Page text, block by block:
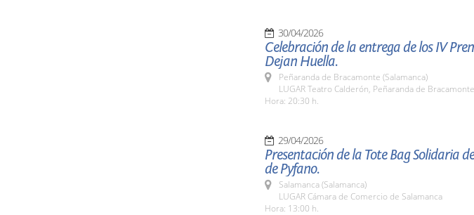
30/04/2026
Celebración de la entrega de los IV
Dejan Huella.
Peñaranda de Bracamonte (Salamanca)
LUGAR Teatro Calderón, Peñaranda de Bracamonte
Hora: 20:30 h.
29/04/2026
Presentación de la Tote Bag Solidaria
de Pyfano.
Salamanca (Salamanca)
LUGAR Cámara de Comercio de Salamanca
Hora: 13:00 h.